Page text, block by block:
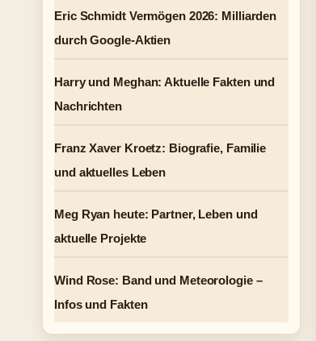
Eric Schmidt Vermögen 2026: Milliarden
durch Google-Aktien
Harry und Meghan: Aktuelle Fakten und
Nachrichten
Franz Xaver Kroetz: Biografie, Familie
und aktuelles Leben
Meg Ryan heute: Partner, Leben und
aktuelle Projekte
Wind Rose: Band und Meteorologie –
Infos und Fakten